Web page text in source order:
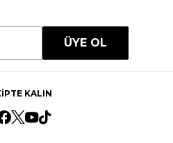
ÜYE OL
KALIN